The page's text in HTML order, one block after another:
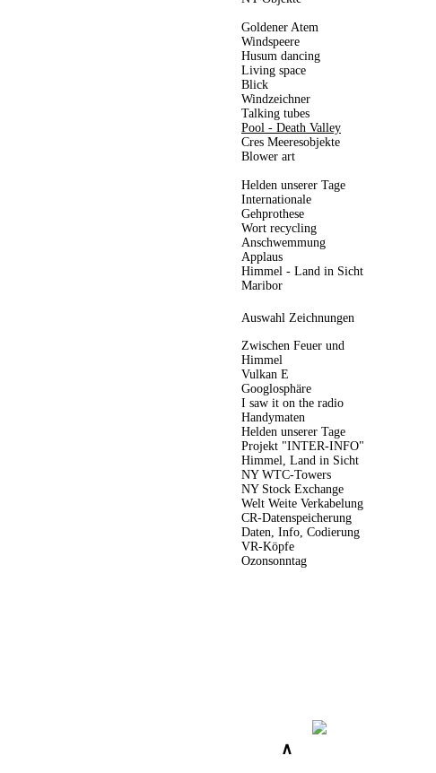
Goldener Atem
Windspeere
Husum dancing
Living space
Blick
Windzeichner
Talking tubes
Pool - Death Valley
Cres Meeresobjekte
Blower art
Helden unserer Tage
Internationale
Gehprothese
Wort recycling
Anschwemmung
Applaus
Himmel - Land in Sicht
Maribor
Auswahl Zeichnungen
Zwischen Feuer und
Himmel
Vulkan E
Googlosphäre
I saw it on the radio
Handymaten
Helden unserer Tage
Projekt "INTER-INFO"
Himmel, Land in Sicht
NY WTC-Towers
NY Stock Exchange
Welt Weite Verkabelung
CR-Datenspeicherung
Daten, Info, Codierung
VR-Köpfe
Ozonsonntag
∧